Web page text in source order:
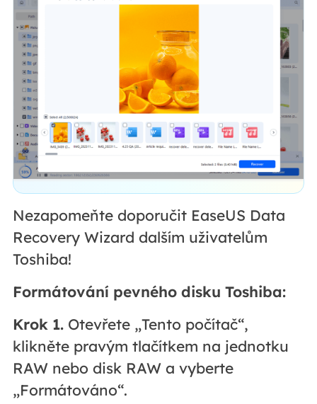
Nezapomeňte doporučit EaseUS Data
Recovery Wizard dalším uživatelům
Toshiba!
Formátování pevného disku Toshiba:
Krok 1.Otevřete „Tento počítač“,
klikněte pravým tlačítkem na jednotku
RAW nebo disk RAW a vyberte
„Formátováno“.